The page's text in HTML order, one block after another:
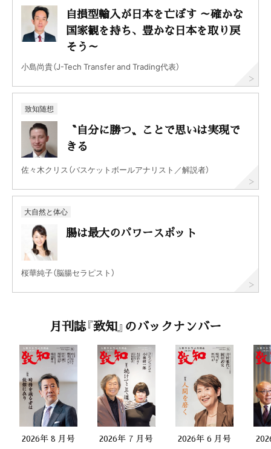
自損型輸入が日本を亡ぼす ～確かな
国家観を持ち、豊かな日本を取り戻
そう～
小島尚貴（J-Tech Transfer and Trading代表）
致知随想
〝自分に勝つ〟ことで思いは実現で
きる
佐々木クリス（バスケットボールアナリスト／解説者）
大自然と体心
腸は最大のパワースポット
桜華純子（脳腸セラピスト）
月刊誌『致知』のバックナンバー
2026年 8 月号 2026年 7 月号 2026年 6 月号